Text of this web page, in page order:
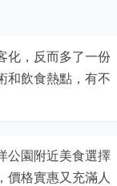
化，反而多了一份
和飲食熱點，有不
公園附近美食選擇
價格實惠又充滿人